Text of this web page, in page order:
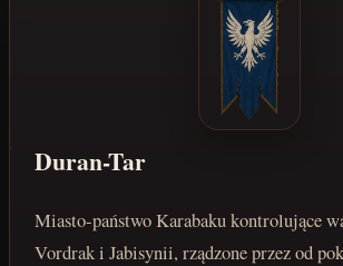
Duran-Tar
Miasto-państwo Karabaku kontrolujące
Vordrak i Jabisynii, rządzone przez od